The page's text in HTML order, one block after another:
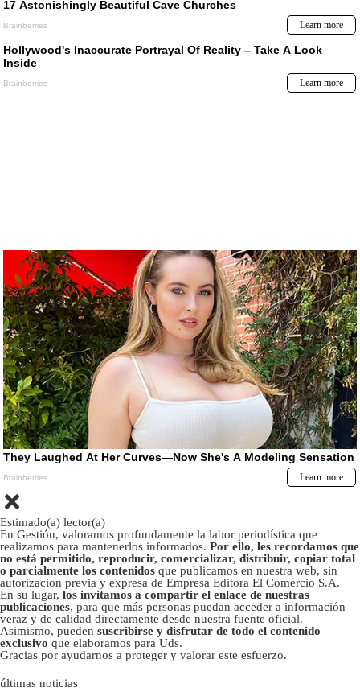
Estimado(a) lector(a)
En Gestión, valoramos profundamente la labor periodística que
realizamos para mantenerlos informados. Por ello, les recordamos que
no está permitido, reproducir, comercializar, distribuir, copiar total
o parcialmente los contenidos que publicamos en nuestra web, sin
autorizacion previa y expresa de Empresa Editora El Comercio S.A.
En su lugar, los invitamos a compartir el enlace de nuestras
publicaciones, para que más personas puedan acceder a información
veraz y de calidad directamente desde nuestra fuente oficial.
Asimismo, pueden suscribirse y disfrutar de todo el contenido
exclusivo que elaboramos para Uds.
Gracias por ayudarnos a proteger y valorar este esfuerzo.
últimas noticias